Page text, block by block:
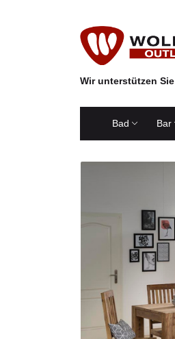
Wir unterstützen
Bad Bar